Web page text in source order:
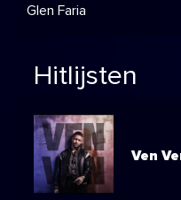
Glen Faria
Hitlijsten
Ven